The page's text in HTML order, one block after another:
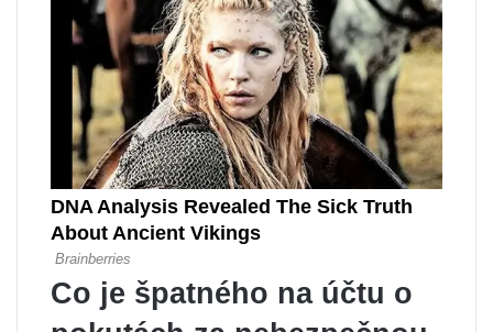
Co je špatného na účtu o